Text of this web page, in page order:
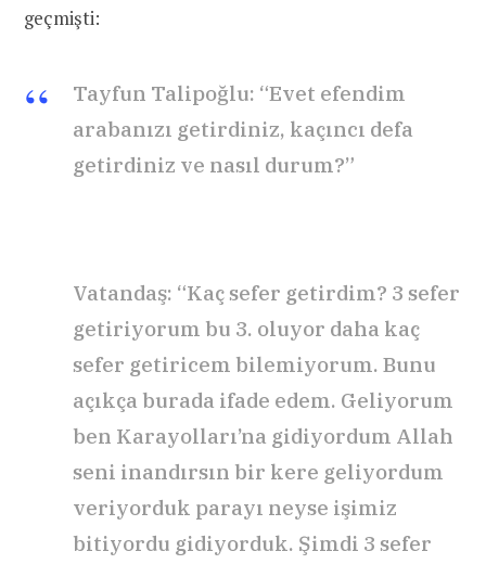
geçmişti:
Tayfun Talipoğlu: “Evet efendim
arabanızı getirdiniz, kaçıncı defa
getirdiniz ve nasıl durum?”
Vatandaş: “Kaç sefer getirdim? 3 sefer
getiriyorum bu 3. oluyor daha kaç
sefer getiricem bilemiyorum. Bunu
açıkça burada ifade edem. Geliyorum
ben Karayolları’na gidiyordum Allah
seni inandırsın bir kere geliyordum
veriyorduk parayı neyse işimiz
bitiyordu gidiyorduk. Şimdi 3 sefer